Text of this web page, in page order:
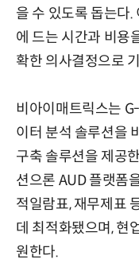
을 수 있도록 돕는다
에 드는 시간과 비용
확한 의사결정으로
비아이매트릭스는
이터 분석 솔루션을
구축 솔루션을 제공
션으론 AUD 플랫폼
적일람표, 재무제표
데 최적화됐으며, 현
원한다.